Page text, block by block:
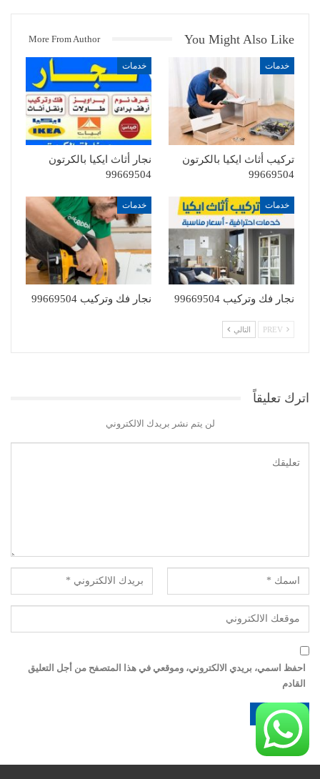
You Might Also Like
More From Author
خدمات
تركيب أثاث ايكيا بالكرتون
99669504
خدمات
نجار أثاث ايكيا بالكرتون
99669504
خدمات
نجار فك وتركيب 99669504
خدمات
نجار فك وتركيب 99669504
التالي
اترك تعليقاً
لن يتم نشر بريدك الالكتروني
احفظ اسمي، بريدي الالكتروني، وموقعي في هذا المتصفح من أجل التعليق
القادم